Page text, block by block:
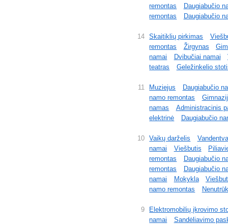
remontas
Daugiabučio
remontas
Daugiabučio
14 Skaitiklių pirkimas
remontas
Žirgynas
namai
Dvibučiai namai
teatras
Geležinkelio
11 Muziejus
Daugiabučio
namo remontas
namas
Administracinis
elektrinė
Daugiabučio
10 Vaikų darželis
namai
Viešbutis
remontas
Daugiabučio
remontas
Daugiabučio
namai
Mokykla
namo remontas
9
Elektromobilių įkrovimo
namai
Sandėliavimo